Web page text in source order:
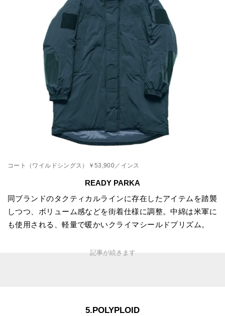
コート（ワイルドシングス）￥53,900／インス
READY PARKA
同ブランドのタクティカルラインに存在したアイテムを踏襲
しつつ、ボリューム感などを街着仕様に調整。中綿は米軍に
も使用される、軽量で暖かいクライマシールドプリズム。
5.POLYPLOID